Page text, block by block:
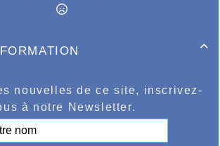

nouvelles de ce site, inscrivez-
à notre Newsletter.